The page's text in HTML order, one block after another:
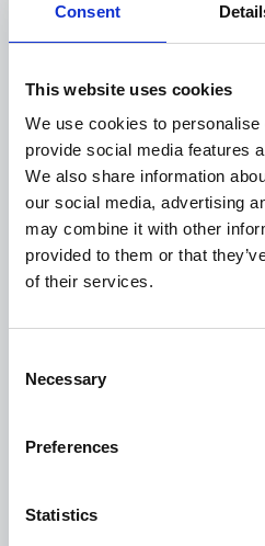
Consent
This website uses cookies
We use cookies to
provide social media features
We also share information
our social media, advertising
may combine it with other
provided to them or that
of their services.
Selection
Necessary
Preferences
Statistics
integrieren. Esker führt
regelmäßig interne
durch, die von dem
Lebenszyklus
der IT-Ausstattung
unternehmenseigener
zu verlängern, sei es
Wartung,
Mitarbeitende im
Spenden an